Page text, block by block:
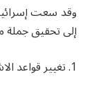
وقد سعت
إلى تحقيق جملة
1. تغيير قواعد الاشتباك التقليدية